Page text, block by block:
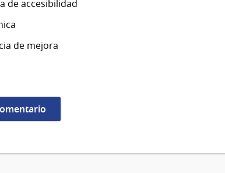
de accesibilidad
de mejora